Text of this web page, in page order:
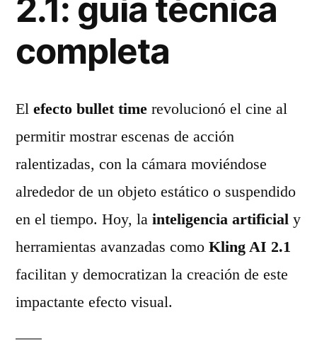
2.1: guía técnica
completa
El efecto bullet time revolucionó el cine al
permitir mostrar escenas de acción
ralentizadas, con la cámara moviéndose
alrededor de un objeto estático o suspendido
en el tiempo. Hoy, la inteligencia artificial y
herramientas avanzadas como Kling AI 2.1
facilitan y democratizan la creación de este
impactante efecto visual.